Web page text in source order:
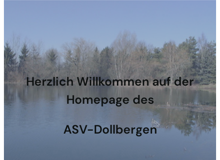
Herzlich Willkommen auf der
Homepage des
ASV-Dollbergen